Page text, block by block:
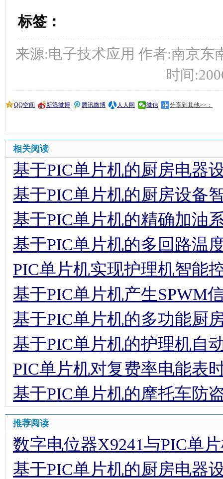
标签：
来源:电子技术应用 作者:南京东
时间
QQ空间 新浪微博 腾讯微博 人人网 微信 分享到其他>>：
相关阅读
基于PIC单片机的厨房电器
基于PIC单片机的厨房设备
基于PIC单片机的精确加油
基于PIC单片机的多回路温
PIC单片机实现护理机智能
基于PIC单片机产生SPWM
基于PIC单片机的多功能厨
基于PIC单片机的护理机自
PIC单片机对复费率电能表
基于PIC单片机的摩托车防
推荐阅读
数字电位器X9241与PIC单
基于PIC单片机的厨房电器